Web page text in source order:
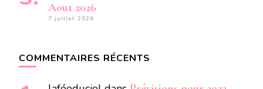
Aout 2026
7 juillet 2026
COMMENTAIRES RÉCENTS